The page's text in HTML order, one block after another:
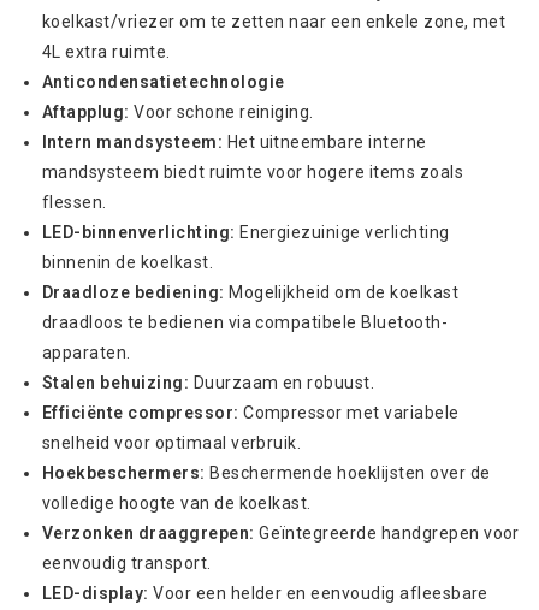
koelkast/vriezer om te zetten naar een enkele zone, met
4L extra ruimte.
Anticondensatietechnologie
Aftapplug: Voor schone reiniging.
Intern mandsysteem: Het uitneembare interne
mandsysteem biedt ruimte voor hogere items zoals
flessen.
LED-binnenverlichting: Energiezuinige verlichting
binnenin de koelkast.
Draadloze bediening: Mogelijkheid om de koelkast
draadloos te bedienen via compatibele Bluetooth-
apparaten.
Stalen behuizing: Duurzaam en robuust.
Efficiënte compressor: Compressor met variabele
snelheid voor optimaal verbruik.
Hoekbeschermers: Beschermende hoeklijsten over de
volledige hoogte van de koelkast.
Verzonken draaggrepen: Geïntegreerde handgrepen voor
eenvoudig transport.
LED-display: Voor een helder en eenvoudig afleesbare